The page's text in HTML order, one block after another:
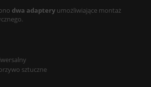
dwa adaptery umożliwiające montaż
sztuczne